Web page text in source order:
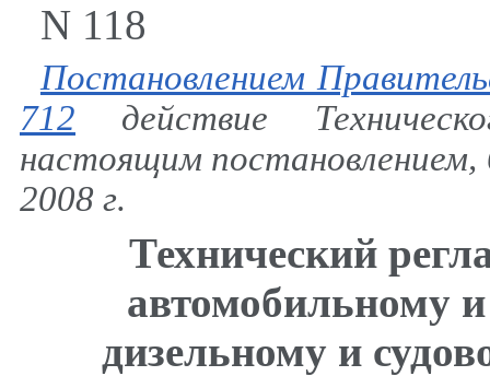
N 118
Постановлением
712 действие
настоящим постановлением,
2008 г.
Технический
автомобильному
дизельному и